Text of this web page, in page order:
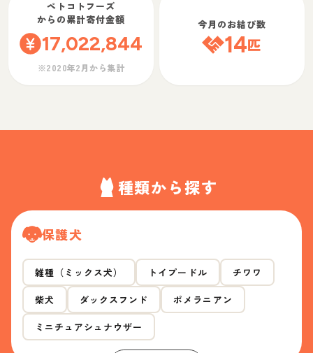
ペトコトフーズ
からの累計寄付金額
17,022,844
※2020年2月から集計
今月のお結び数
14匹
種類から探す
保護犬
雑種（ミックス犬） トイプードル チワワ
柴犬 ダックスフンド ポメラニアン
ミニチュアシュナウザー